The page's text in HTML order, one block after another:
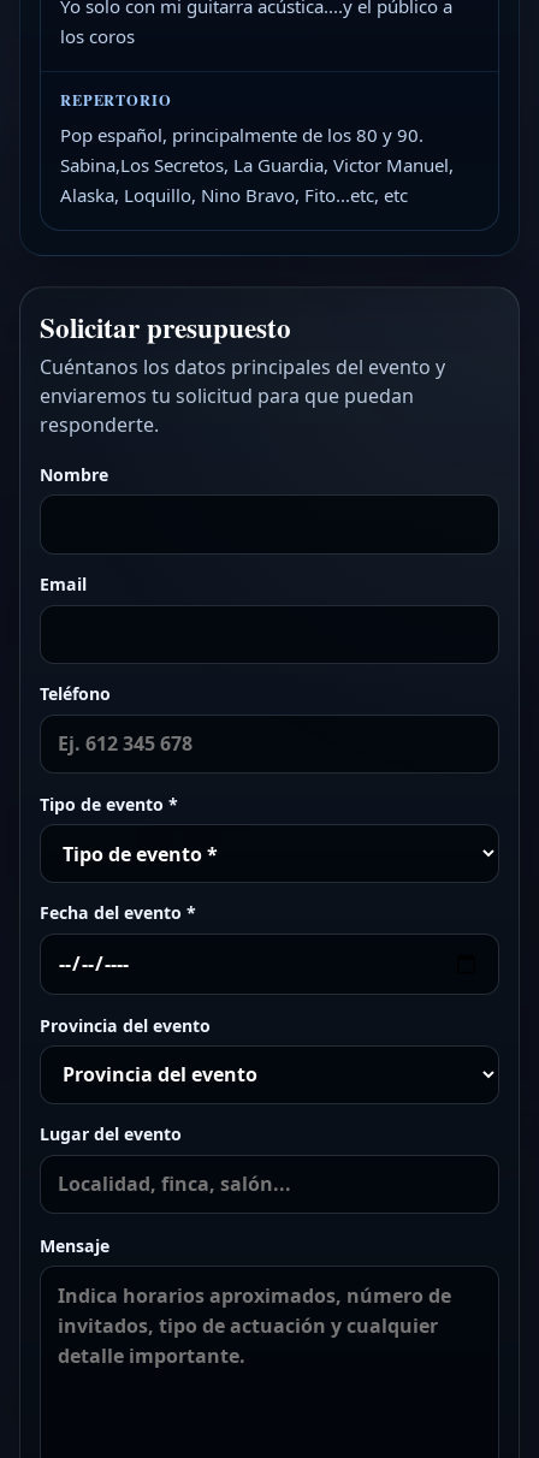
Yo solo con mi guitarra acústica....y el público a
los coros
REPERTORIO
Pop español, principalmente de los 80 y 90.
Sabina,Los Secretos, La Guardia, Victor Manuel,
Alaska, Loquillo, Nino Bravo, Fito...etc, etc
Solicitar presupuesto
Cuéntanos los datos principales del evento y
enviaremos tu solicitud para que puedan
responderte.
Nombre
Email
Teléfono
Tipo de evento *
Fecha del evento *
Provincia del evento
Lugar del evento
Mensaje